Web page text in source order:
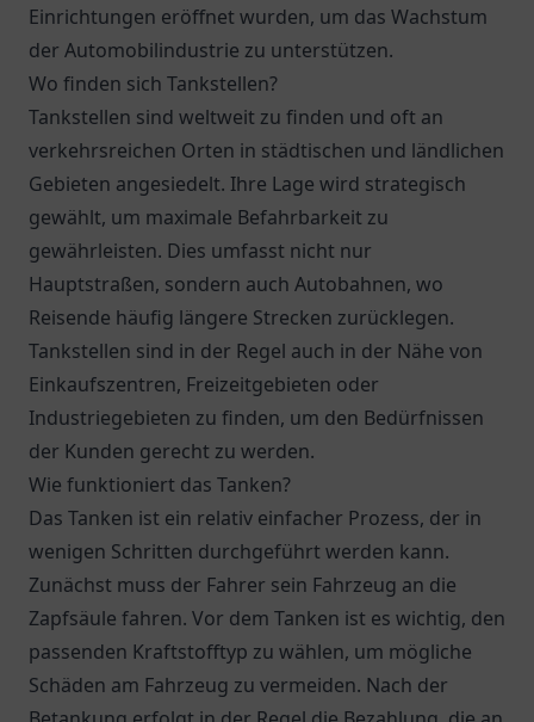
Einrichtungen eröffnet wurden, um das Wachstum
der Automobilindustrie zu unterstützen.
Wo finden sich Tankstellen?
Tankstellen sind weltweit zu finden und oft an
verkehrsreichen Orten in städtischen und ländlichen
Gebieten angesiedelt. Ihre Lage wird strategisch
gewählt, um maximale Befahrbarkeit zu
gewährleisten. Dies umfasst nicht nur
Hauptstraßen, sondern auch Autobahnen, wo
Reisende häufig längere Strecken zurücklegen.
Tankstellen sind in der Regel auch in der Nähe von
Einkaufszentren, Freizeitgebieten oder
Industriegebieten zu finden, um den Bedürfnissen
der Kunden gerecht zu werden.
Wie funktioniert das Tanken?
Das Tanken ist ein relativ einfacher Prozess, der in
wenigen Schritten durchgeführt werden kann.
Zunächst muss der Fahrer sein Fahrzeug an die
Zapfsäule fahren. Vor dem Tanken ist es wichtig, den
passenden Kraftstofftyp zu wählen, um mögliche
Schäden am Fahrzeug zu vermeiden. Nach der